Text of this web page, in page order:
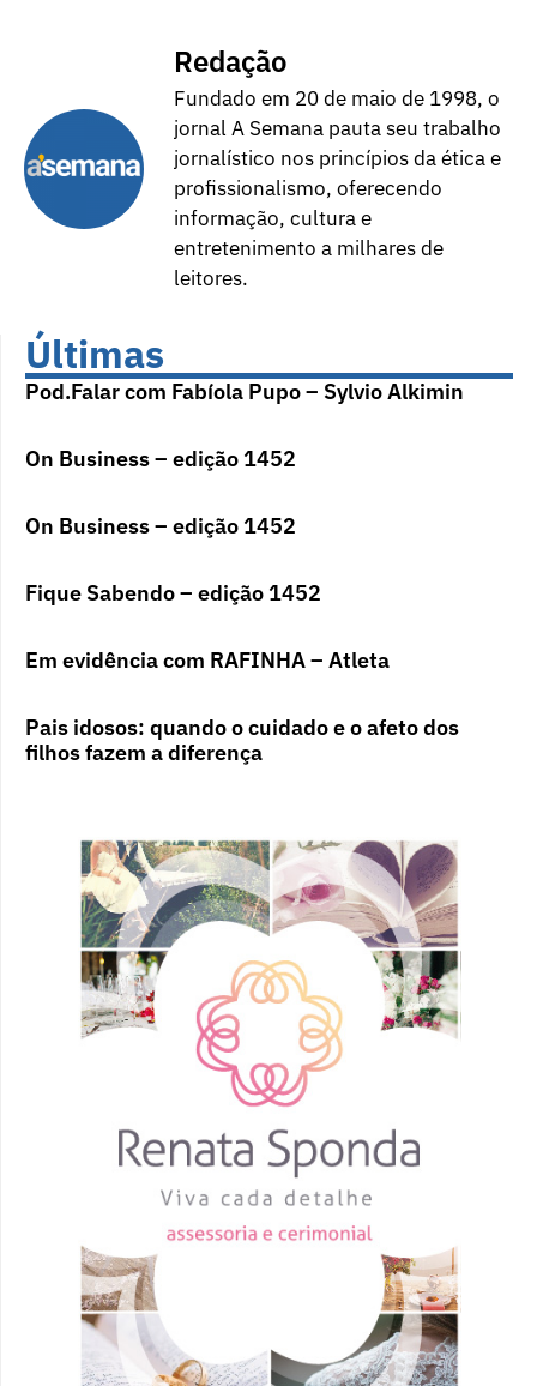
Redação
Fundado em 20 de maio de 1998, o
jornal A Semana pauta seu trabalho
jornalístico nos princípios da ética e
profissionalismo, oferecendo
informação, cultura e
entretenimento a milhares de
leitores.
Últimas
Pod.Falar com Fabíola Pupo – Sylvio Alkimin
On Business – edição 1452
On Business – edição 1452
Fique Sabendo – edição 1452
Em evidência com RAFINHA – Atleta
Pais idosos: quando o cuidado e o afeto dos
filhos fazem a diferença